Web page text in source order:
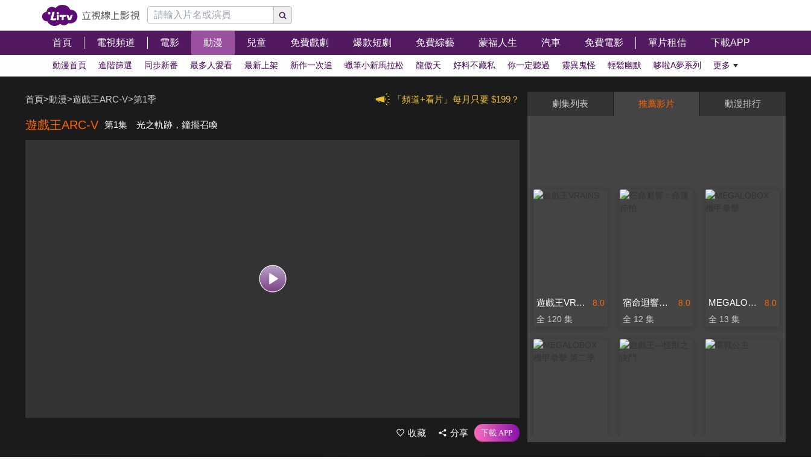
首頁 電視頻道 電影 動漫 兒童 免費戲劇 爆款短劇 免費綜藝 蒙福人生 汽車 免費電影 單片租借 下載APP
動漫首頁 進階篩選 同步新番 最多人愛看 最新上架 新作一次追 蠟筆小新馬拉松 龍傲天 好料不藏私 你一定聽過 靈異鬼怪 輕鬆幽默 哆啦A夢系列 更多
「頻道+看片」每月只要 $199？
首頁>動漫>遊戲王ARC-V>第1季
遊戲王ARC-V 第1集 光之軌跡，鐘擺召喚
收藏 分享
劇集列表 推薦影片 動漫排行
8.0
遊戲王VRAINS
全 120 集
8.0
宿命迴響：命運節拍
全 12 集
8.0
MEGALOBOX 機甲拳擊
全 13 集